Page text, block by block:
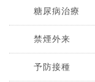
糖尿病治療
禁煙外来
予防接種